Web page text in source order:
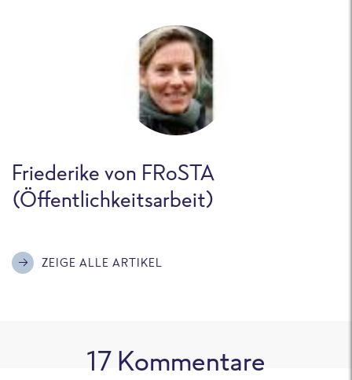
Friederike von FRoSTA
(Öffentlichkeitsarbeit)
ZEIGE ALLE ARTIKEL
17Kommentare